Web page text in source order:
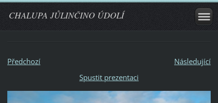
CHALUPA JŮLINČINO ÚDOLÍ
Předchozí
Následující
Spustit prezentaci